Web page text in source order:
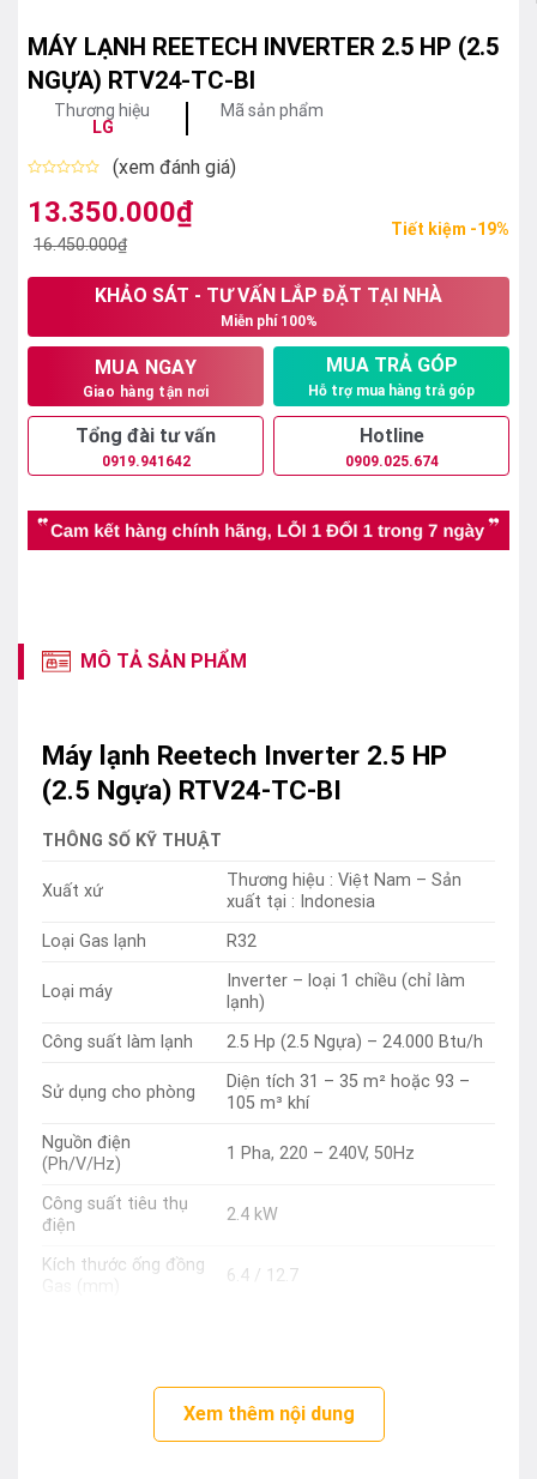
MÁY LẠNH REETECH INVERTER 2.5 HP (2.5
NGỰA) RTV24-TC-BI
Thương hiệu
LG
Mã sản phẩm
xếp
hạng
5
(xem đánh giá)
16.450.000₫
Giá
gốc
16.450.000₫.
13.350.000₫
Giá
hiện
Tiết kiệm -19%
KHẢO SÁT - TƯ VẤN LẮP ĐẶT TẠI NHÀ
Miễn phí 100%
MUA NGAY
Giao hàng tận nơi
MUA TRẢ GÓP
Hỗ trợ mua hàng trả góp
Tổng đài tư vấn
0919.941642
Hotline
0909.025.674
MÔ TẢ SẢN PHẨM
Máy lạnh Reetech Inverter 2.5 HP
(2.5 Ngựa) RTV24-TC-BI
THÔNG SỐ KỸ THUẬT
Xuất xứ
Thương hiệu : Việt Nam – Sản
xuất tại : Indonesia
Loại Gas lạnh
R32
Loại máy
Inverter – loại 1 chiều (chỉ làm
lạnh)
Công suất làm lạnh
2.5 Hp (2.5 Ngựa) – 24.000 Btu/h
Sử dụng cho phòng
Diện tích 31 – 35 m² hoặc 93 –
105 m³ khí
Nguồn điện
(Ph/V/Hz)
1 Pha, 220 – 240V, 50Hz
Công suất tiêu thụ
điện
2.4 kW
Kích thước ống đồng
6.4 / 12.7
Chênh lệch độ cao
Hiệu suất năng lượng
Xem thêm nội dung